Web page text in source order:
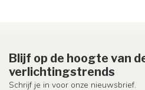
Blijf op de hoogte van
verlichtingstrends
Schrijf je in voor onze nieuwsbrief.